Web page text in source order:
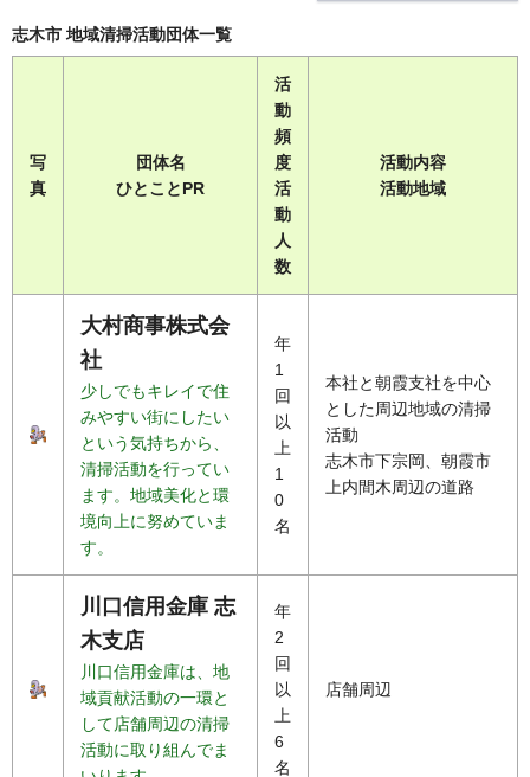
志木市 地域清掃活動団体一覧
写
真
団体名
ひとことPR
活
動
頻
度
活
動
人
数
活動内容
活動地域
大村商事株式会
社
少しでもキレイで住
みやすい街にしたい
という気持ちから、
清掃活動を行ってい
ます。地域美化と環
境向上に努めていま
す。
年
1
回
以
上
1
0
名
本社と朝霞支社を中心
とした周辺地域の清掃
活動
志木市下宗岡、朝霞市
上内間木周辺の道路
川口信用金庫 志
木支店
川口信用金庫は、地
域貢献活動の一環と
して店舗周辺の清掃
活動に取り組んでま
年
2
回
以
上
6
名
店舗周辺